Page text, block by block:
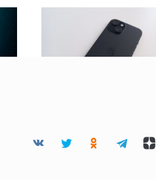
защитную пленку на
разбитый экран